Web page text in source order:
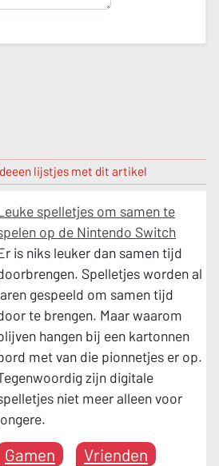
lijstjes met dit artikel
spelletjes om samen te
op de Nintendo Switch
is niks leuker dan samen tijd
Spelletjes worden al
gespeeld om samen tijd
te brengen. Maar waarom
hangen bij een kartonnen
met van die pionnetjes er op.
zijn digitale
niet meer alleen voor
Gamen
Vrienden